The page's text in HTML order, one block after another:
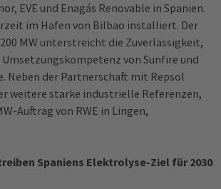
EVE und Enagás Renovable in Spanien.
im Hafen von Bilbao installiert. Der
MW unterstreicht die Zuverlässigkeit,
von Sunfire und
Neben der Partnerschaft mit Repsol
weitere starke industrielle Referenzen,
Auftrag von RWE in Lingen,
Spaniens Elektrolyse-Ziel für 2030